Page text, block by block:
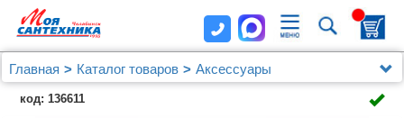
Главная Каталог товаров
Аксессуары
Ерш для унитаза AZARIO NESSY подвесной со
стеклянной колбой, хром (AZ-73113)
код: 136611